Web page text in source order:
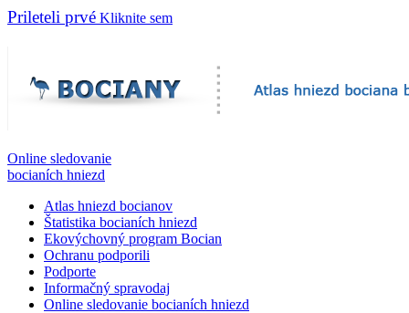
Prileteli prvé Kliknite sem
Online sledovanie
bocianích hniezd
Atlas hniezd bocianov
Štatistika bocianích hniezd
Ekovýchovný program Bocian
Ochranu podporili
Podporte
Informačný spravodaj
Online sledovanie bocianích hniezd